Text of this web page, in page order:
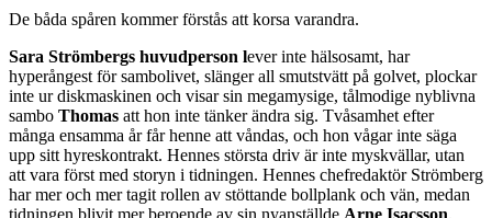
De båda spåren kommer förstås att korsa varandra.
Sara Strömbergs huvudperson lever inte hälsosamt, har
hyperångest för sambolivet, slänger all smutstvätt på golvet, plockar
inte ur diskmaskinen och visar sin megamysige, tålmodige nyblivna
sambo Thomas att hon inte tänker ändra sig. Tvåsamhet efter
många ensamma år får henne att våndas, och hon vågar inte säga
upp sitt hyreskontrakt. Hennes största driv är inte myskvällar, utan
att vara först med storyn i tidningen. Hennes chefredaktör Strömberg
har mer och mer tagit rollen av stöttande bollplank och vän, medan